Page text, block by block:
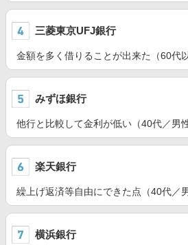
三菱東京UFJ銀行
金額を多く借りることが出来た（60代
みずほ銀行
他行と比較して金利が低い（40代／男性
楽天銀行
繰上げ返済等自由にできた点（40代／男
横浜銀行